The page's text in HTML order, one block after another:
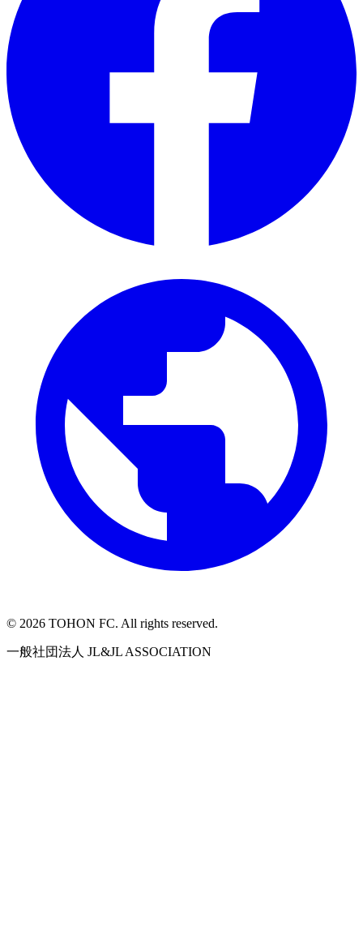
© 2026 TOHON FC. All rights reserved.
一般社団法人 JL&JL ASSOCIATION